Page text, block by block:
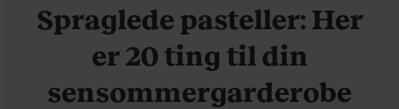
Spraglede pasteller: Her
er 20 ting til din
sensommergarderobe